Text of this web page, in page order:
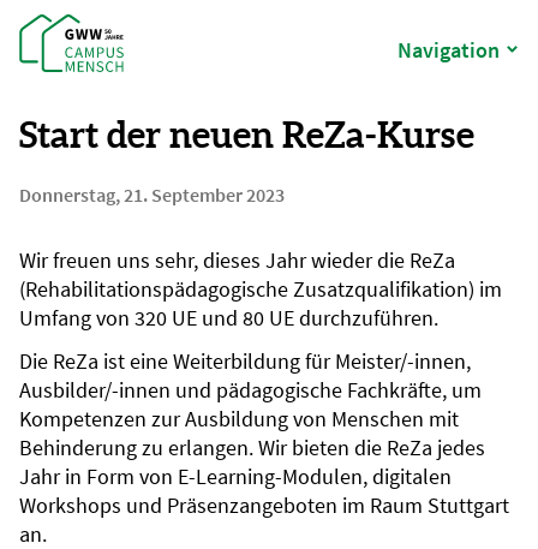
Navigation
Start der neuen ReZa-Kurse
Donnerstag, 21. September 2023
Wir freuen uns sehr, dieses Jahr wieder die ReZa
(Rehabilitationspädagogische Zusatzqualifikation) im
Umfang von 320 UE und 80 UE durchzuführen.
Die ReZa ist eine Weiterbildung für Meister/-innen,
Ausbilder/-innen und pädagogische Fachkräfte, um
Kompetenzen zur Ausbildung von Menschen mit
Behinderung zu erlangen. Wir bieten die ReZa jedes
Jahr in Form von E-Learning-Modulen, digitalen
Workshops und Präsenzangeboten im Raum Stuttgart
an.